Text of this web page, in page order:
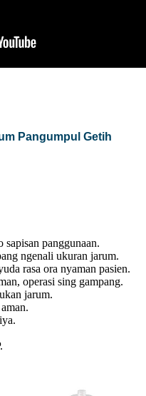
Pangumpul Getih
panggunaan.
ngenali ukuran jarum.
rasa ora nyaman pasien.
operasi sing gampang.
jarum.